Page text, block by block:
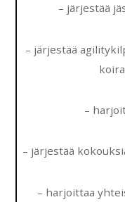
– järjestää
– järjestää
–
– järjestää
– harjoittaa